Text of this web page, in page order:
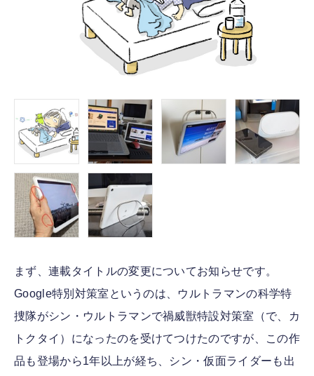
まず、連載タイトルの変更についてお知らせです。
Google特別対策室というのは、ウルトラマンの科学特
捜隊がシン・ウルトラマンで禍威獣特設対策室（で、カ
トクタイ）になったのを受けてつけたのですが、この作
品も登場から1年以上が経ち、シン・仮面ライダーも出